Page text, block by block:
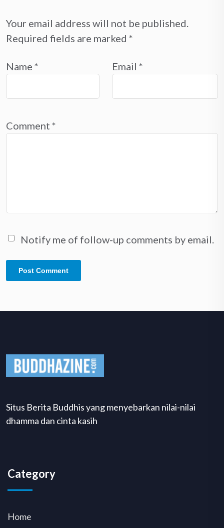
Your email address will not be published.
Required fields are marked *
Name * Email *
Comment *
Notify me of follow-up comments by email.
Situs Berita Buddhis yang menyebarkan nilai-nilai
dhamma dan cinta kasih
Category
Home